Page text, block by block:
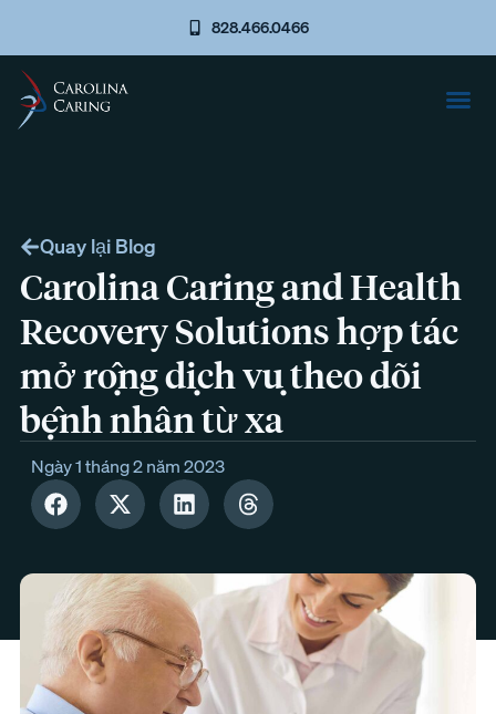
828.466.0466
Quay lại Blog
Carolina Caring and Health
Recovery Solutions hợp tác
mở rộng dịch vụ theo dõi
bệnh nhân từ xa
Ngày 1 tháng 2 năm 2023